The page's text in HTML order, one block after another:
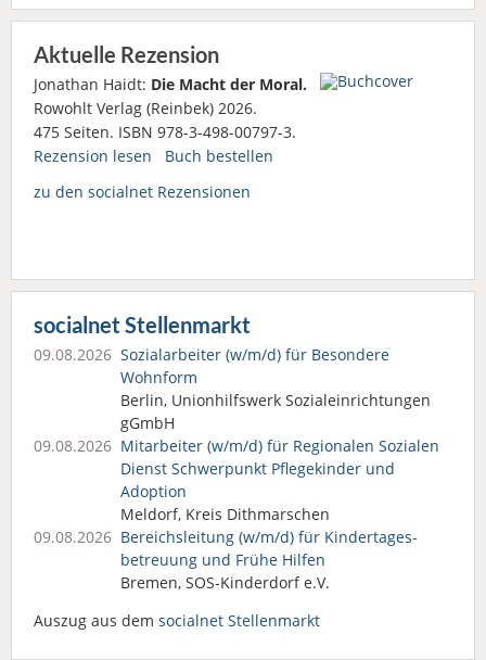
Aktuelle Rezension
Jonathan Haidt: Die Macht der Moral.
Rowohlt Verlag (Reinbek) 2026.
475 Seiten. ISBN 978-3-498-00797-3.
Rezension lesen
Buch bestellen
zu den socialnet Rezensionen
socialnet Stellenmarkt
09.08.2026 Sozialarbeiter (w/m/d) für Besondere
Wohnform
Berlin, Unionhilfswerk Sozialeinrichtungen
gGmbH
09.08.2026 Mitarbeiter (w/m/d) für Regionalen Sozialen
Dienst Schwerpunkt Pflegekinder und
Adoption
Meldorf, Kreis Dithmarschen
09.08.2026 Bereichsleitung (w/m/d) für Kindertages­
betreuung und Frühe Hilfen
Bremen, SOS-Kinderdorf e.V.
Auszug aus dem socialnet Stellenmarkt